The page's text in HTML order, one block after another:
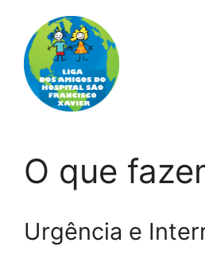
conteúdo
O que
Urgência e